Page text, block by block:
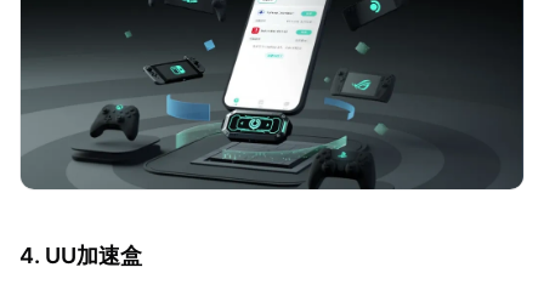
4. UU加速盒